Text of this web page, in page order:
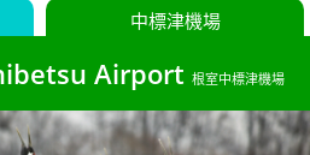
中標津機場
Airport 根室中標津機場